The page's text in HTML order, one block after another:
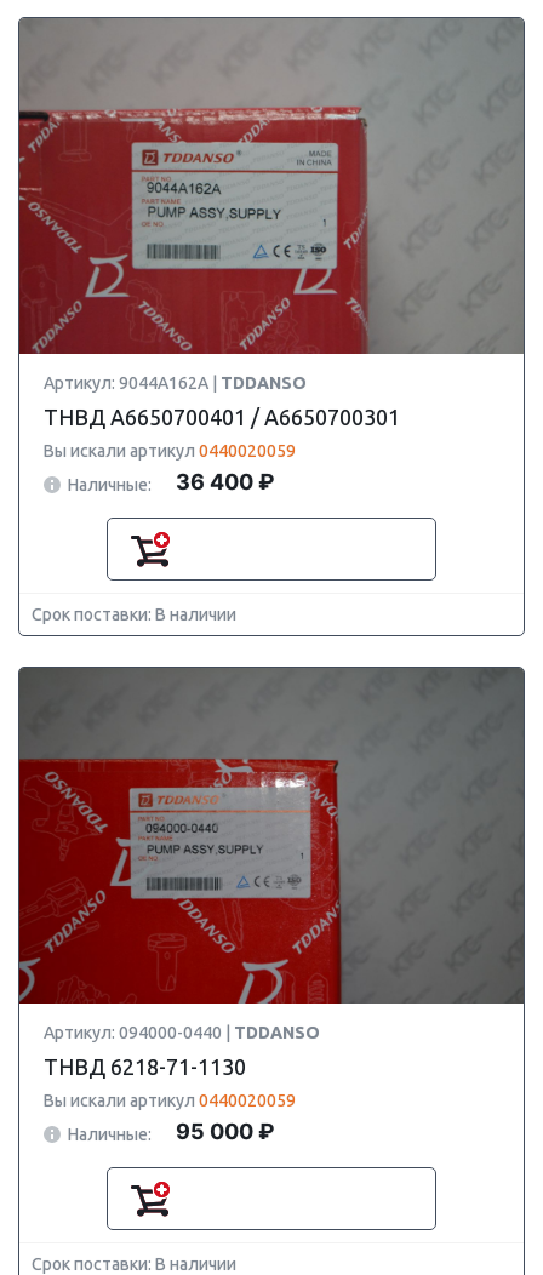
Артикул: 9044A162A | TDDANSO
ТНВД A6650700401 / A6650700301
Вы искали артикул 0440020059
Наличные:
36 400 ₽
Срок поставки: В наличии
Артикул: 094000-0440 | TDDANSO
ТНВД 6218-71-1130
Вы искали артикул 0440020059
Наличные:
95 000 ₽
Срок поставки: В наличии